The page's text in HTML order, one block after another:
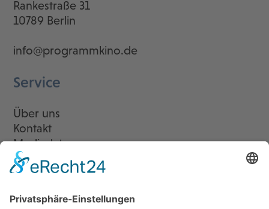
Rankestraße 31
10789 Berlin
info@programmkino.de
Service
Über uns
Kontakt
Mediadaten
Newsletter
LogIn
Legal